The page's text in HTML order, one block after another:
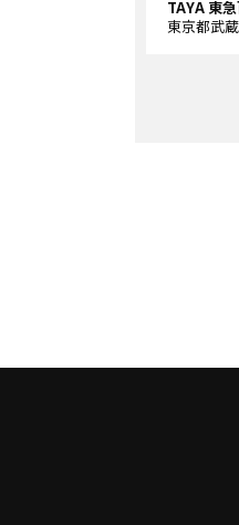
TAYA 東
東京都武